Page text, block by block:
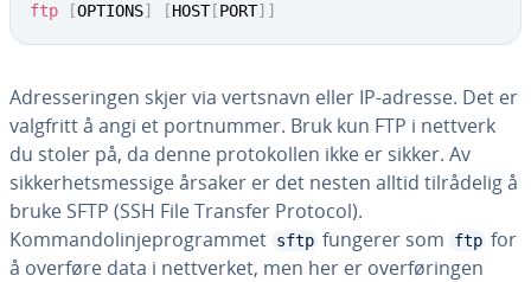
ftp [OPTIONS] [HOST[PORT] ]
Adresseringen skjer via vertsnavn eller IP-adresse. Det er
valgfritt å angi et portnummer. Bruk kun FTP i nettverk
du stoler på, da denne protokollen ikke er sikker. Av
sikkerhetsmessige årsaker er det nesten alltid tilrådelig å
bruke SFTP (SSH File Transfer Protocol).
Kommandolinjeprogrammet sftp fungerer som ftp for
å overføre data i nettverket, men her er overføringen